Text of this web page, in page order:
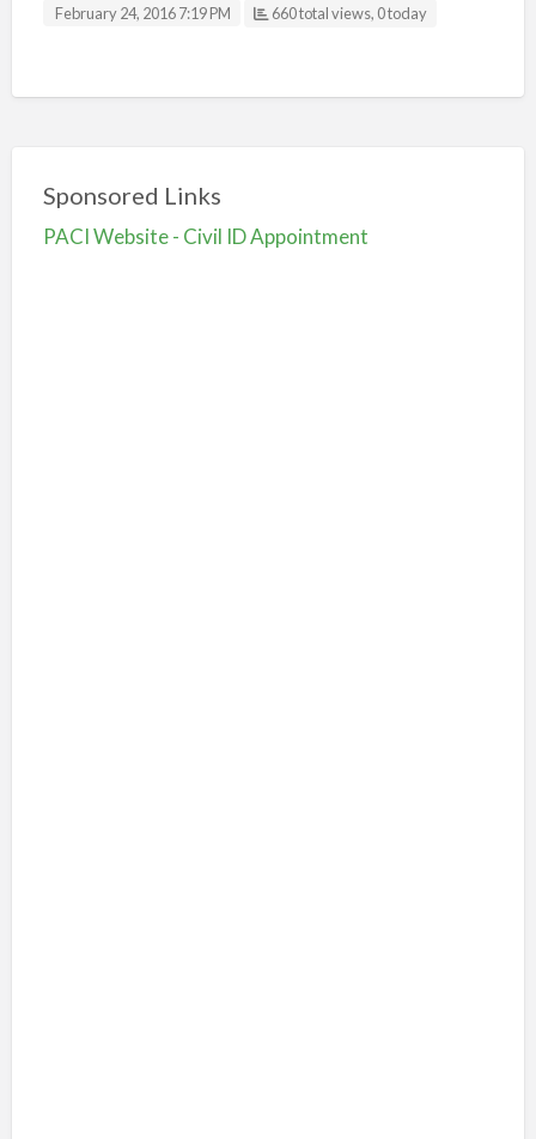
February 24, 2016 7:19 PM 660 total views, 0 today
Sponsored Links
PACI Website - Civil ID Appointment